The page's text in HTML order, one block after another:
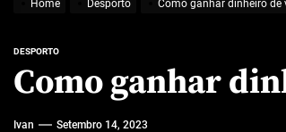
Máquinas de jogo
Home Desporto Como ganhar dinheiro de
DESPORTO
Como ganhar
Ivan Setembro 14, 2023